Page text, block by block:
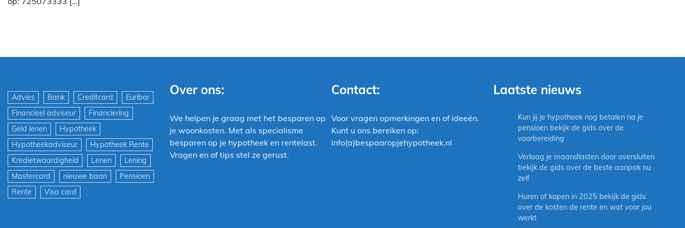
Advies Bank Creditcard
Euribor
Financieel adviseur
Financiering
Geld lenen
Hypotheek
Hypotheekadviseur
Hypotheek Rente
Kredietwaardigheid
Lenen
Lening
Mastercard
nieuwe baan
Pensioen
Rente
Visa card
Over ons:
We helpen je graag met het besparen op
je woonkosten. Met als specialisme
besparen op je hypotheek en rentelast.
Vragen en of tips stel ze gerust.
Contact:
Voor vragen opmerkingen en of ideeën.
Kunt u ons bereiken op:
info(a)bespaaropjehypotheek.nl
Laatste nieuws
Kun jij je hypotheek nog betalen na je
pensioen bekijk de gids over de
voorbereiding
Verlaag je maandlasten door oversluiten
bekijk de gids over de beste aanpak nu
zelf
Huren of kopen in 2025 bekijk de gids
over de kosten de rente en wat voor jou
werkt